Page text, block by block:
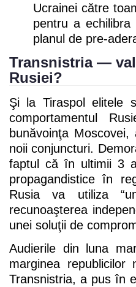
Ucrainei către
pentru a
planul de pre-
Transnistria —
Rusiei?
Şi la Tiraspol elitele
comportamentul
bunăvoinţa
noii conjuncturi.
faptul că în ultimii 3
propagandistice în
Rusia va utiliza
recunoaşterea
unei soluţii de
Audierile din luna
marginea
Transnistria, a pus în